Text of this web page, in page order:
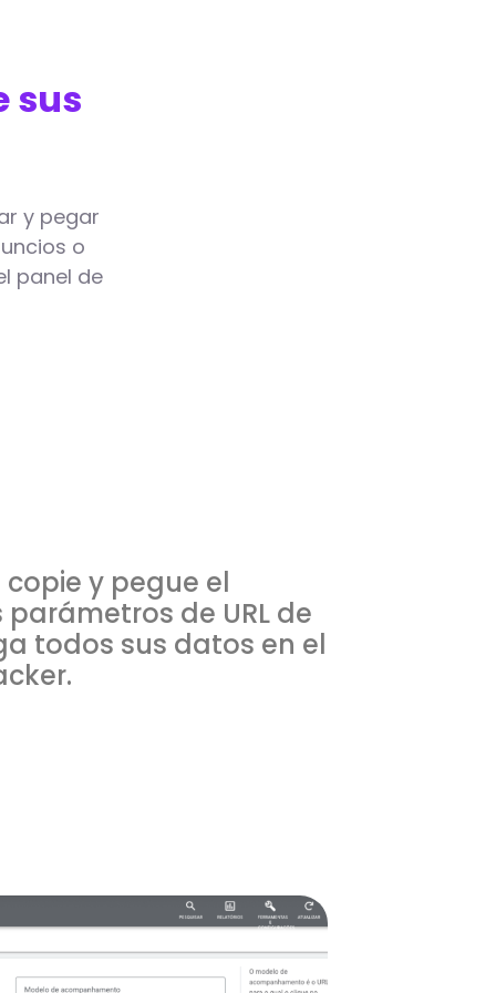
sus
y pegar
o
panel de
copie y pegue el
parámetros de URL de
todos sus datos en el